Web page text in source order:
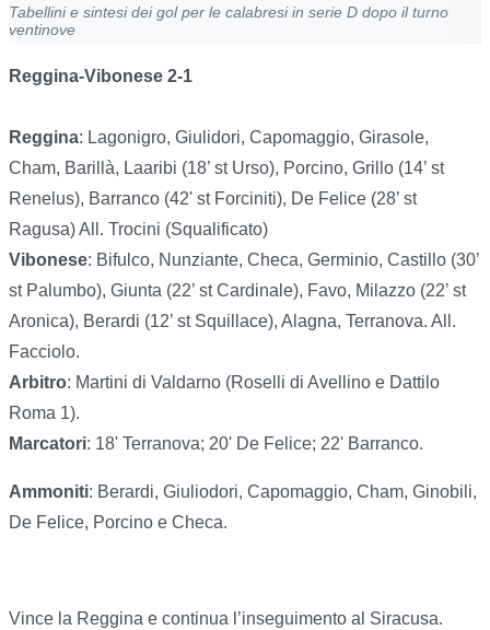
Tabellini e sintesi dei gol per le calabresi in serie D dopo il turno
ventinove
Reggina-Vibonese 2-1
Reggina: Lagonigro, Giulidori, Capomaggio, Girasole,
Cham, Barillà, Laaribi (18’ st Urso), Porcino, Grillo (14’ st
Renelus), Barranco (42' st Forciniti), De Felice (28’ st
Ragusa) All. Trocini (Squalificato)
Vibonese: Bifulco, Nunziante, Checa, Germinio, Castillo (30’
st Palumbo), Giunta (22’ st Cardinale), Favo, Milazzo (22’ st
Aronica), Berardi (12’ st Squillace), Alagna, Terranova. All.
Facciolo.
Arbitro: Martini di Valdarno (Roselli di Avellino e Dattilo
Roma 1).
Marcatori: 18' Terranova; 20' De Felice; 22' Barranco.
Ammoniti: Berardi, Giuliodori, Capomaggio, Cham, Ginobili,
De Felice, Porcino e Checa.
Vince la Reggina e continua l’inseguimento al Siracusa.